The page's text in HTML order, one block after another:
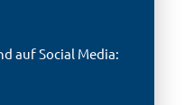
auf Social Media: